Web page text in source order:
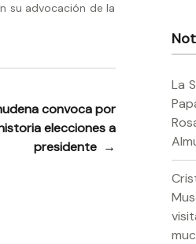
su advocación de la
convoca por
elecciones a
presidente →
La